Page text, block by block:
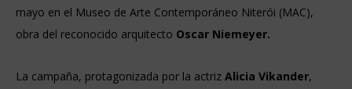
mayo en el Museo de Arte Contemporáneo Niterói (MAC),
obra del reconocido arquitecto Oscar Niemeyer.
La campaña, protagonizada por la actriz Alicia Vikander,